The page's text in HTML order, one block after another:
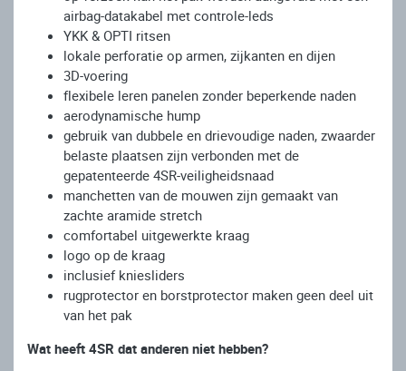
airbag-datakabel met controle-leds
YKK & OPTI ritsen
lokale perforatie op armen, zijkanten en dijen
3D-voering
flexibele leren panelen zonder beperkende naden
aerodynamische hump
gebruik van dubbele en drievoudige naden, zwaarder
belaste plaatsen zijn verbonden met de
gepatenteerde 4SR-veiligheidsnaad
manchetten van de mouwen zijn gemaakt van
zachte aramide stretch
comfortabel uitgewerkte kraag
logo op de kraag
inclusief kniesliders
rugprotector en borstprotector maken geen deel uit
van het pak
Wat heeft 4SR dat anderen niet hebben?